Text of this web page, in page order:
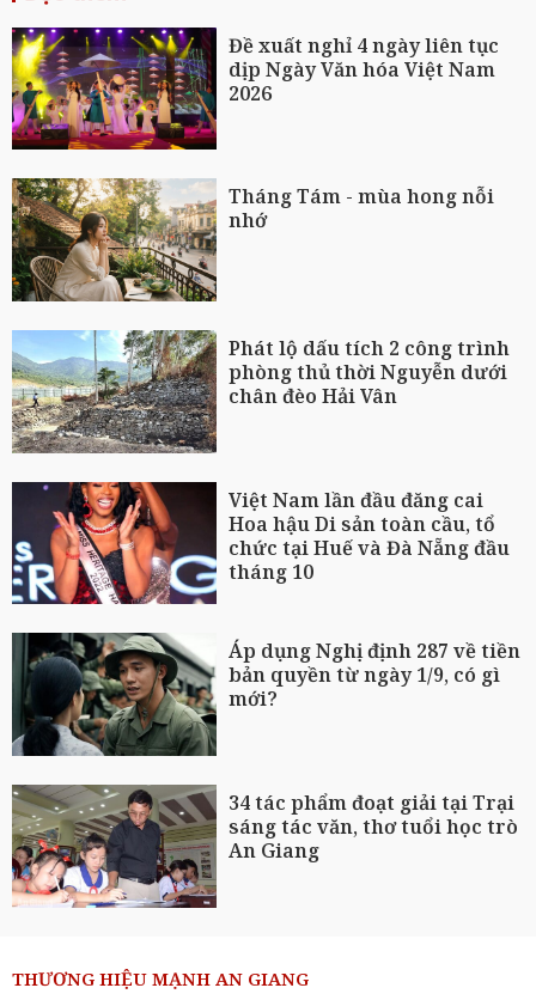
Đề xuất nghỉ 4 ngày liên tục
dịp Ngày Văn hóa Việt Nam
2026
Tháng Tám - mùa hong nỗi
nhớ
Phát lộ dấu tích 2 công trình
phòng thủ thời Nguyễn dưới
chân đèo Hải Vân
Việt Nam lần đầu đăng cai
Hoa hậu Di sản toàn cầu, tổ
chức tại Huế và Đà Nẵng đầu
tháng 10
Áp dụng Nghị định 287 về tiền
bản quyền từ ngày 1/9, có gì
mới?
34 tác phẩm đoạt giải tại Trại
sáng tác văn, thơ tuổi học trò
An Giang
THƯƠNG HIỆU MẠNH AN GIANG